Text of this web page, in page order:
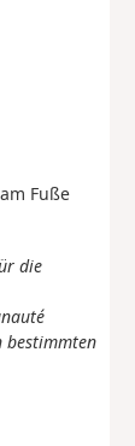
Fuße
die
bestimmten